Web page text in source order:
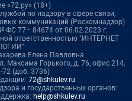
«72.ру» (18+)
по надзору в сфере связи,
коммуникаций (Роскомнадзор)
77– 84674 от 06.02.2023 г.
ответственностью "ИНТЕРНЕТ
Елена Павловна
Максима Горького, д. 76, офис 214,
72 (доб. 3736)
72@shkulev.ru
и государственных органов:
help@shkulev.ru